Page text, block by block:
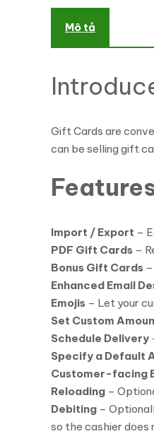
Mô tả
Gift Cards are
can be selling gift
Import / Export –
PDF Gift Cards –
Bonus Gift Cards
Enhanced Email
Emojis – Let your
Set Custom
Schedule Delivery
Specify a Default
Customer-facing
Reloading –
Debiting –
so the cashier does